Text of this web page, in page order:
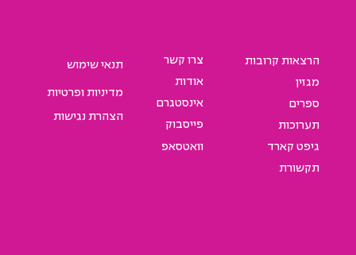
תנאי שימוש
מדיניות ופרטיות
הצהרת נגישות
צרו קשר
אודות
אינסטגרם
פייסבוק
וואטסאפ
הרצאות קרובות
מגזין
ספרים
תערוכות
גיפט קארד
תקשורת